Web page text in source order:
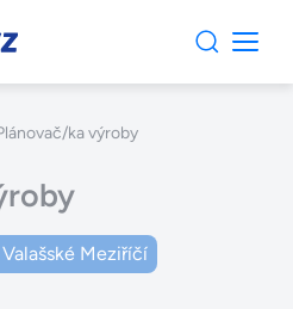
ka výroby
Meziříčí